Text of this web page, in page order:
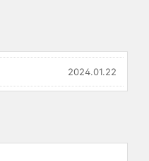
2024.01.22